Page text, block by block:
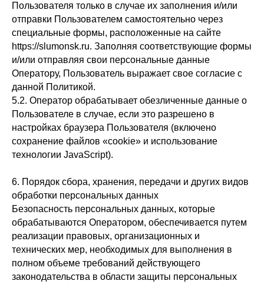
Пользователя только в случае их заполнения и/или
отправки Пользователем самостоятельно через
специальные формы, расположенные на сайте
https://slumonsk.ru. Заполняя соответствующие формы
и/или отправляя свои персональные данные
Оператору, Пользователь выражает свое согласие с
данной Политикой.
5.2. Оператор обрабатывает обезличенные данные о
Пользователе в случае, если это разрешено в
настройках браузера Пользователя (включено
сохранение файлов «cookie» и использование
технологии JavaScript).
6. Порядок сбора, хранения, передачи и других видов
обработки персональных данных
Безопасность персональных данных, которые
обрабатываются Оператором, обеспечивается путем
реализации правовых, организационных и
технических мер, необходимых для выполнения в
полном объеме требований действующего
законодательства в области защиты персональных